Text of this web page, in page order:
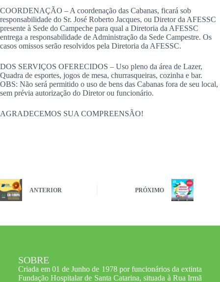
COORDENAÇÃO – A coordenação das Cabanas, ficará sob
responsabilidade do Sr. José Roberto Jacques, ou Diretor da AFESSC
presente à Sede do Campeche para qual a Diretoria da AFESSC
entrega a responsabilidade de Administração da Sede Campestre. Os
casos omissos serão resolvidos pela Diretoria da AFESSC.
DOS SERVIÇOS OFERECIDOS – Uso pleno da área de Lazer,
Quadra de esportes, jogos de mesa, churrasqueiras, cozinha e bar.
OBS: Não será permitido o uso de bens das Cabanas fora de seu local,
sem prévia autorização do Diretor ou funcionário.
AGRADECEMOS SUA COMPREENSÃO!
ANTERIOR PRÓXIMO
SOBRE
Criada em 01 de Junho de 1978 por funcionários da extinta
Fundação Hospitalar de Santa Catarina, situada à Rua Irmã